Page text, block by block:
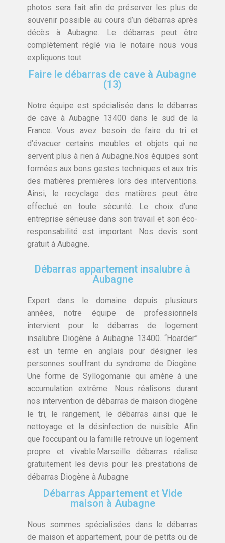
photos sera fait afin de préserver les plus de
souvenir possible au cours d’un débarras après
décès à Aubagne. Le débarras peut être
complètement réglé via le notaire nous vous
expliquons tout.
Faire le débarras de cave à Aubagne
(13)
Notre équipe est spécialisée dans le débarras
de cave à Aubagne 13400 dans le sud de la
France. Vous avez besoin de faire du tri et
d’évacuer certains meubles et objets qui ne
servent plus à rien à Aubagne.Nos équipes sont
formées aux bons gestes techniques et aux tris
des matières premières lors des interventions.
Ainsi, le recyclage des matières peut être
effectué en toute sécurité. Le choix d’une
entreprise sérieuse dans son travail et son éco-
responsabilité est important. Nos devis sont
gratuit à Aubagne.
Débarras appartement insalubre à
Aubagne
Expert dans le domaine depuis plusieurs
années, notre équipe de professionnels
intervient pour le débarras de logement
insalubre Diogène à Aubagne 13400. “Hoarder”
est un terme en anglais pour désigner les
personnes souffrant du syndrome de Diogène.
Une forme de Syllogomanie qui amène à une
accumulation extrême. Nous réalisons durant
nos intervention de débarras de maison diogène
le tri, le rangement, le débarras ainsi que le
nettoyage et la désinfection de nuisible. Afin
que l’occupant ou la famille retrouve un logement
propre et vivable.Marseille débarras réalise
gratuitement les devis pour les prestations de
débarras Diogène à Aubagne
Débarras Appartement et Vide
maison à Aubagne
Nous sommes spécialisées dans le débarras
de maison et appartement, pour de petits ou de